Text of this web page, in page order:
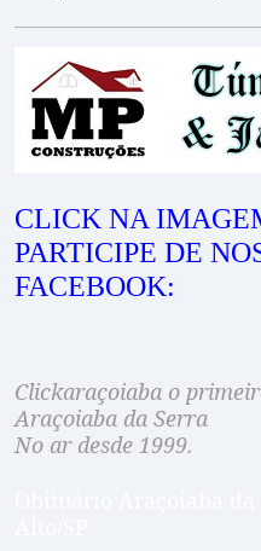
CLICK NA
PARTICIPE DE
FACEBOOK:
Clickaraçoiaba o
Araçoiaba da Serra
No ar desde 1999.